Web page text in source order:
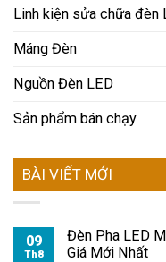
Linh kiện sửa chữa đèn
Máng Đèn
Nguồn Đèn LED
Sản phẩm bán chạy
BÀI VIẾT MỚI
09
Th8
Đèn Pha LED
Giá Mới Nhất